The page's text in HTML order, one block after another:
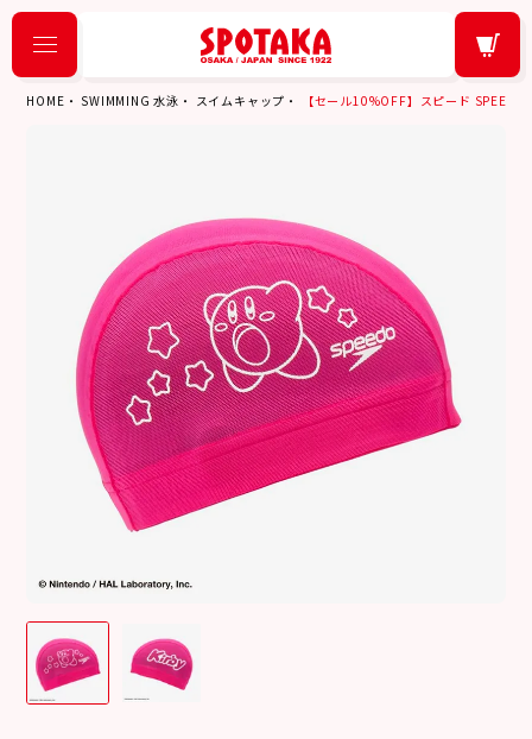
HOME SWIMMING 水泳 スイムキャップ 【セール10%OFF】スピード